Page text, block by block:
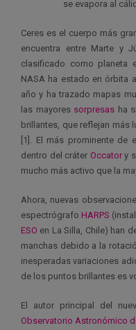
se evapora al
Ceres es el cuerpo más
encuentra entre Marte y
clasificado como planeta
NASA ha estado en órbita
año y ha trazado mapas
las mayores sorpresas ha
brillantes, que reflejan más
[1]. El más prominente de
dentro del cráter Occatory
mucho más activo que la
Ahora, nuevas
espectrógrafo HARPS
ESO en La Silla, Chile) han
manchas debido a la
inesperadas variaciones
de los puntos brillantes es
El autor principal del
Observatorio Astronómico